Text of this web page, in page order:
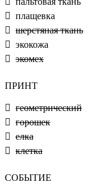
плащевка
шерстяная ткань
экокожа
экомех
ПРИНТ
геометрический
горошек
елка
клетка
СОБЫТИЕ